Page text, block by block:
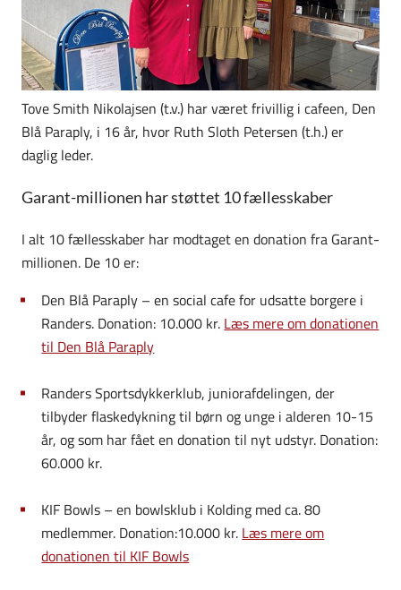
Tove Smith Nikolajsen (t.v.) har været frivillig i cafeen, Den
Blå Paraply, i 16 år, hvor Ruth Sloth Petersen (t.h.) er
daglig leder.
Garant-millionen har støttet 10 fællesskaber
I alt 10 fællesskaber har modtaget en donation fra Garant-
millionen. De 10 er:
Den Blå Paraply – en social cafe for udsatte borgere i
Randers. Donation: 10.000 kr. Læs mere om donationen
til Den Blå Paraply
Randers Sportsdykkerklub, juniorafdelingen, der
tilbyder flaskedykning til børn og unge i alderen 10-15
år, og som har fået en donation til nyt udstyr. Donation:
60.000 kr.
KIF Bowls – en bowlsklub i Kolding med ca. 80
medlemmer. Donation:10.000 kr. Læs mere om
donationen til KIF Bowls